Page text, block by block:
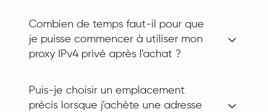
Combien de temps faut-il pour que
je puisse commencer à utiliser mon
proxy IPv4 privé après l'achat ?
Puis-je choisir un emplacement
précis lorsque j'achète une adresse